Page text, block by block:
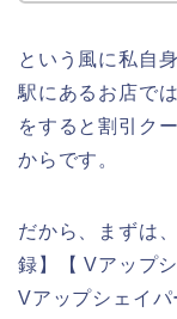
という風に私自
駅にあるお店で
をすると割引ク
からです。
だから、まずは
録】【 Vアップ
Vアップシェイ